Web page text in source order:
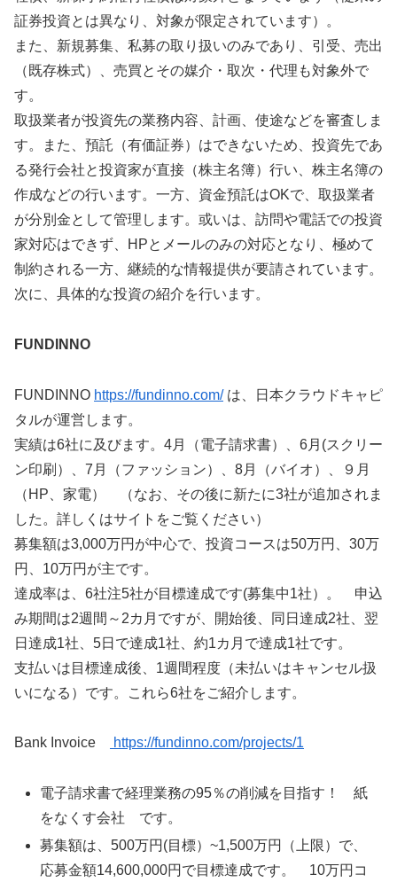
証券投資とは異なり、対象が限定されています）。
また、新規募集、私募の取り扱いのみであり、引受、売出
（既存株式）、売買とその媒介・取次・代理も対象外で
す。
取扱業者が投資先の業務内容、計画、使途などを審査しま
す。また、預託（有価証券）はできないため、投資先であ
る発行会社と投資家が直接（株主名簿）行い、株主名簿の
作成などの行います。一方、資金預託はOKで、取扱業者
が分別金として管理します。或いは、訪問や電話での投資
家対応はできず、HPとメールのみの対応となり、極めて
制約される一方、継続的な情報提供が要請されています。
次に、具体的な投資の紹介を行います。
FUNDINNO
FUNDINNO https://fundinno.com/は、日本クラウドキャピ
タルが運営します。
実績は6社に及びます。4月（電子請求書）、6月(スクリー
ン印刷）、7月（ファッション）、8月（バイオ）、９月
（HP、家電） （なお、その後に新たに3社が追加されま
した。詳しくはサイトをご覧ください）
募集額は3,000万円が中心で、投資コースは50万円、30万
円、10万円が主です。
達成率は、6社注5社が目標達成です(募集中1社）。 申込
み期間は2週間～2カ月ですが、開始後、同日達成2社、翌
日達成1社、5日で達成1社、約1カ月で達成1社です。
支払いは目標達成後、1週間程度（未払いはキャンセル扱
いになる）です。これら6社をご紹介します。
Bank Invoice https://fundinno.com/projects/1
電子請求書で経理業務の95％の削減を目指す！ 紙
をなくす会社 です。
募集額は、500万円(目標）~1,500万円（上限）で、
応募金額14,600,000円で目標達成です。 10万円コ